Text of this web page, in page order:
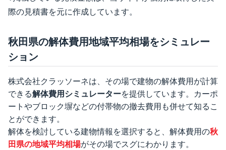
際の見積書を元に作成しています。
秋田県の解体費用地域平均相場をシミュレー
ション
株式会社クラッソーネは、その場で建物の解体費用が計算
できる解体費用シミュレーターを提供しています。カーポ
ートやブロック塀などの付帯物の撤去費用も併せて知るこ
とができます。
解体を検討している建物情報を選択すると、解体費用の秋
田県の地域平均相場がその場でスグにわかります。